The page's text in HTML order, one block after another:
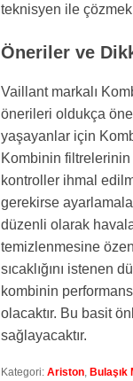
teknisyen ile çözmek
Öneriler ve
Vaillant markalı
önerileri oldukça
yaşayanlar için
Kombinin filtrelerinin
kontroller ihmal
gerekirse
düzenli olarak
temizlenmesine
sıcaklığını istenen
kombinin
olacaktır. Bu basit
sağlayacaktır.
Kategori: Ariston, Bulaşık